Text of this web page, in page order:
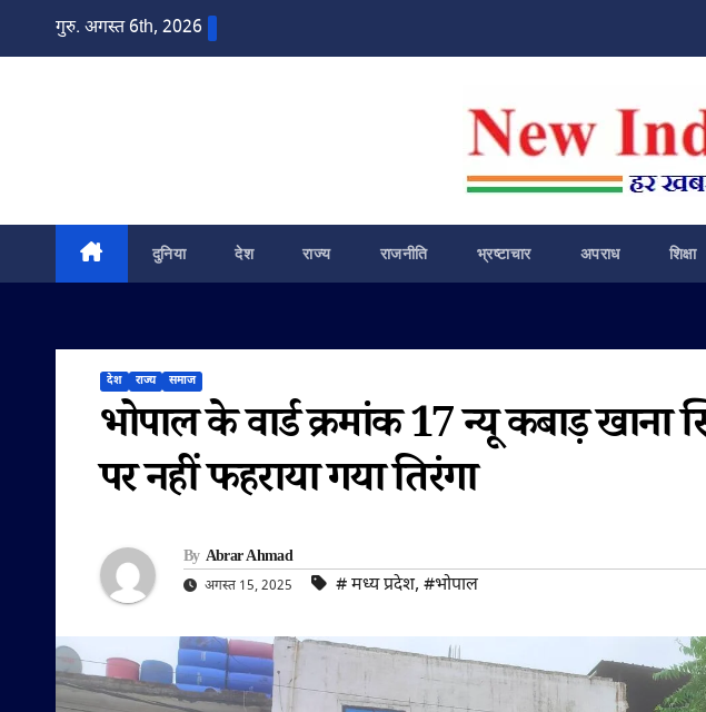
गुरु. अगस्त 6th, 2026
दुनिया देश राज्य राजनीति भ्रष्टाचार अपराध शिक्षा
देश राज्य समाज
भोपाल के वार्ड क्रमांक 17 न्यू कबाड़ खाना
पर नहीं फहराया गया तिरंगा
By Abrar Ahmad
अगस्त 15, 2025 #‌ मध्य प्रदेश, #भोपाल